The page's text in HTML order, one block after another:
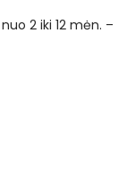
2 iki 12 mėn. –